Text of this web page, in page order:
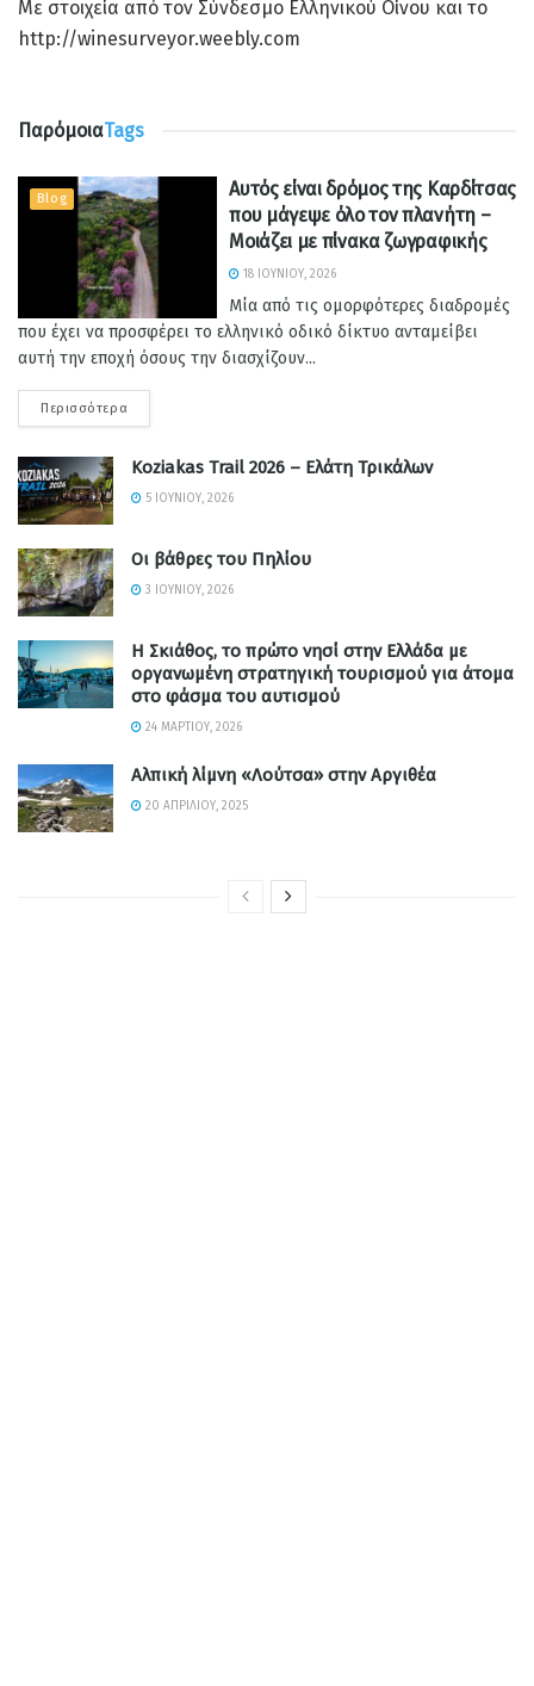
Με στοιχεία από τον Σύνδεσμο Ελληνικού Οίνου και το
http://winesurveyor.weebly.com
ΠαρόμοιαTags
Blog
Αυτός είναι δρόμος της Καρδίτσας
που μάγεψε όλο τον πλανήτη –
Μοιάζει με πίνακα ζωγραφικής
18 ΙΟΥΝΊΟΥ, 2026
Μία από τις ομορφότερες διαδρομές
που έχει να προσφέρει το ελληνικό οδικό δίκτυο ανταμείβει
αυτή την εποχή όσους την διασχίζουν...
Περισσότερα
Koziakas Trail 2026 – Ελάτη Τρικάλων
5 ΙΟΥΝΊΟΥ, 2026
Οι βάθρες του Πηλίου
3 ΙΟΥΝΊΟΥ, 2026
Η Σκιάθος, το πρώτο νησί στην Ελλάδα με
οργανωμένη στρατηγική τουρισμού για άτομα
στο φάσμα του αυτισμού
24 ΜΑΡΤΊΟΥ, 2026
Αλπική λίμνη «Λούτσα» στην Αργιθέα
20 ΑΠΡΙΛΊΟΥ, 2025